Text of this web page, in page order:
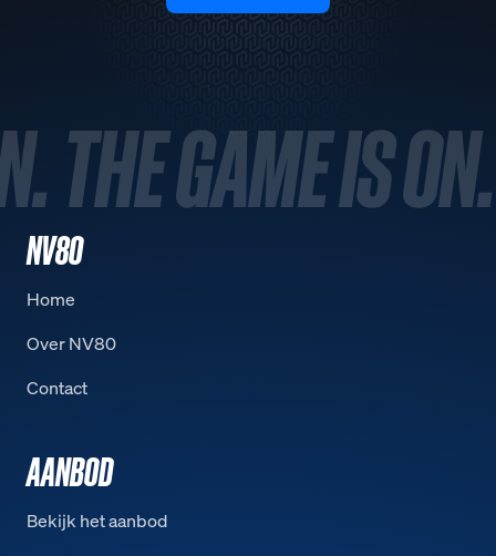
THE GAME IS ON.
NV80
Home
Over NV80
Contact
AANBOD
Bekijk het aanbod